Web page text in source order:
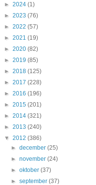
► 2024 (1)
► 2023 (76)
► 2022 (57)
► 2021 (19)
► 2020 (82)
► 2019 (85)
► 2018 (125)
► 2017 (228)
► 2016 (196)
► 2015 (201)
► 2014 (321)
► 2013 (240)
▼ 2012 (386)
►december(25)
►november(24)
►oktober(37)
►september(37)